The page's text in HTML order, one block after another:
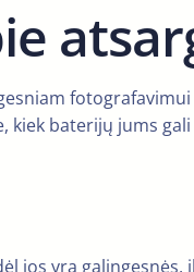
kiek baterijų jums
jos yra